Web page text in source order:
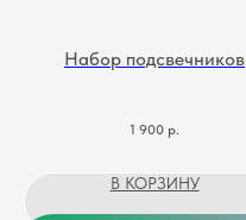
Набор подсвечников
1 900 р.
В КОРЗИНУ